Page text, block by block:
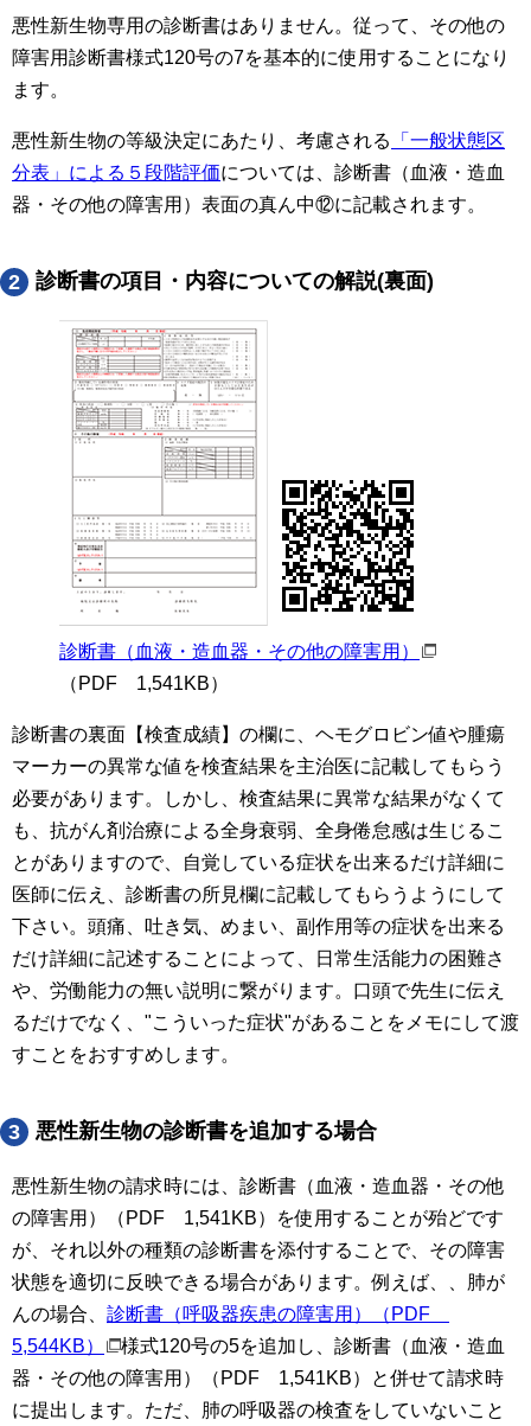
悪性新生物専用の診断書はありません。従って、その他の
障害用診断書様式120号の7を基本的に使用することになり
ます。
悪性新生物の等級決定にあたり、考慮される
「一般状態区
分表」による５段階評価については、診断書（血液・造血
器・その他の障害用）表面の真ん中⑫に記載されます。
2 診断書の項目・内容についての解説(裏面)
診断書（血液・造血器・その他の障害用）
（PDF 1,541KB）
診断書の裏面【検査成績】の欄に、ヘモグロビン値や腫瘍
マーカーの異常な値を検査結果を主治医に記載してもらう
必要があります。しかし、検査結果に異常な結果がなくて
も、抗がん剤治療による全身衰弱、全身倦怠感は生じるこ
とがありますので、自覚している症状を出来るだけ詳細に
医師に伝え、診断書の所見欄に記載してもらうようにして
下さい。頭痛、吐き気、めまい、副作用等の症状を出来る
だけ詳細に記述することによって、日常生活能力の困難さ
や、労働能力の無い説明に繋がります。口頭で先生に伝え
るだけでなく、"こういった症状"があることをメモにして渡
すことをおすすめします。
3 悪性新生物の診断書を追加する場合
悪性新生物の請求時には、診断書（血液・造血器・その他
の障害用）（PDF 1,541KB）を使用することが殆どです
が、それ以外の種類の診断書を添付することで、その障害
状態を適切に反映できる場合があります。例えば、、肺が
んの場合、 診断書（呼吸器疾患の障害用）（PDF
5,544KB）
様式120号の5を追加し、診断書（血液・造血
器・その他の障害用）（PDF 1,541KB）と併せて請求時
に提出します。ただ、肺の呼吸器の検査をしていないこと